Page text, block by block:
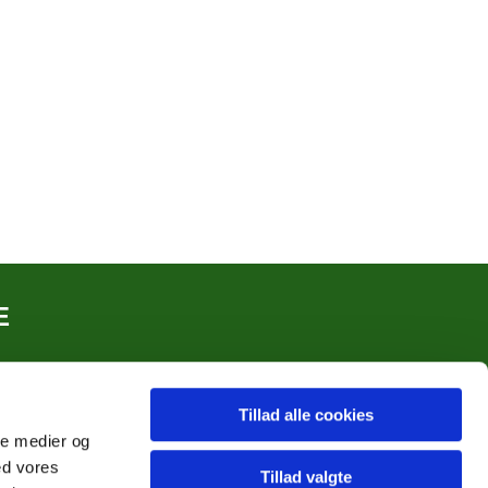
medier og
vores
Tillad alle cookies
Tillad valgte